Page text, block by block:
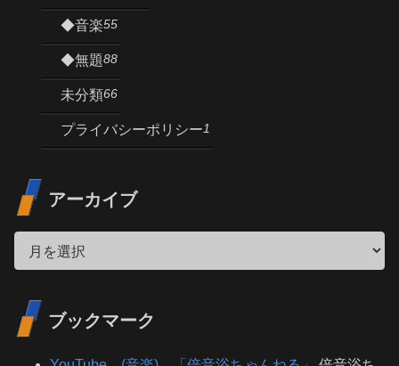
◆音楽55
◆無題88
未分類66
プライバシーポリシー1
アーカイブ
ブックマーク